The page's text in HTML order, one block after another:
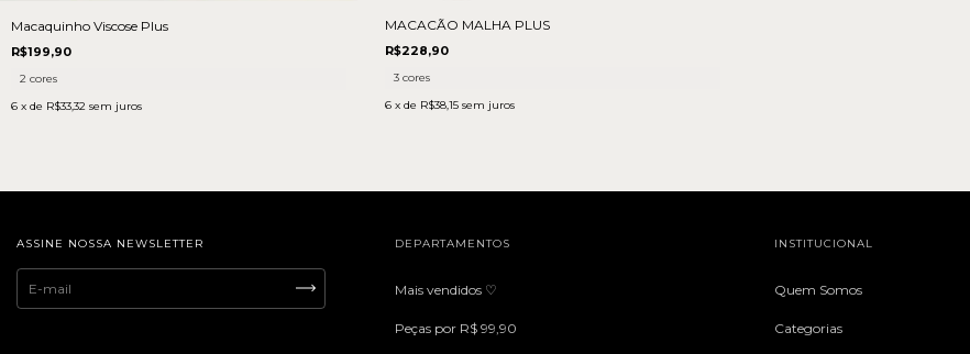
Macaquinho Viscose Plus
R$199,90
2 cores
6 x de R$33,32 sem juros
MACACÃO MALHA PLUS
R$228,90
3 cores
6 x de R$38,15 sem juros
ASSINE NOSSA NEWSLETTER DEPARTAMENTOS
Mais vendidos ♡
Peças por R$ 99,90
INSTITUCIONAL
Quem Somos
Categorias